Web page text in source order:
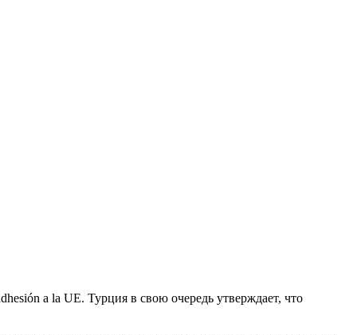
a la UE. Турция в свою очередь утверждает, что